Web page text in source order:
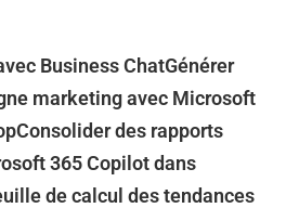
Business ChatGénérer
marketing avec Microsoft
des rapports
365 Copilot dans
de calcul des tendances